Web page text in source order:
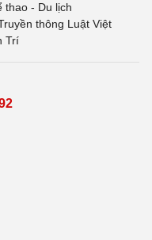
thao - Du lịch
thông Luật Việt
Trí